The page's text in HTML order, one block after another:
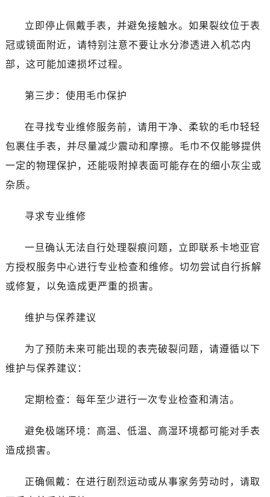
立即停止佩戴手表，并避免接触水。如果裂纹位于表
冠或镜面附近，请特别注意不要让水分渗透进入机芯内
部，这可能加速损坏过程。
第三步：使用毛巾保护
在寻找专业维修服务前，请用干净、柔软的毛巾轻轻
包裹住手表，并尽量减少震动和摩擦。毛巾不仅能够提供
一定的物理保护，还能吸附掉表面可能存在的细小灰尘或
杂质。
寻求专业维修
一旦确认无法自行处理裂痕问题，立即联系卡地亚官
方授权服务中心进行专业检查和维修。切勿尝试自行拆解
或修复，以免造成更严重的损害。
维护与保养建议
为了预防未来可能出现的表壳破裂问题，请遵循以下
维护与保养建议：
定期检查：每年至少进行一次专业检查和清洁。
避免极端环境：高温、低温、高湿环境都可能对手表
造成损害。
正确佩戴：在进行剧烈运动或从事家务劳动时，请取